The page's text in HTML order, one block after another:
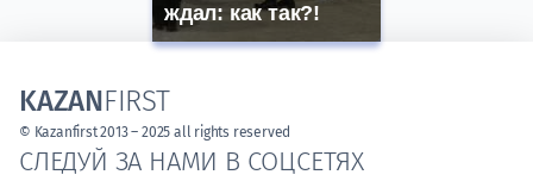
ждал: как так?!
СЛЕДУЙ ЗА НАМИ В СОЦСЕТЯХ
KAZANFIRST
© Kazanfirst 2013 – 2025 all rights reserved